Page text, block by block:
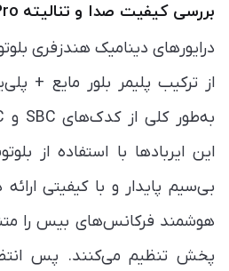
بررسی کیفیت صدا و تنالیته CMF Buds Pro ناتینگ
از ترکیب پلیمر بلور مایع +
بی‌سیم پایدار و با کیفیتی
هوشمند فرکانس‌های بیس را
پخش تنظیم می‌کنند. پس